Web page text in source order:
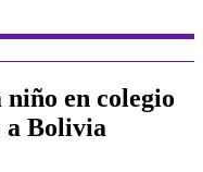
niño en colegio
a Bolivia